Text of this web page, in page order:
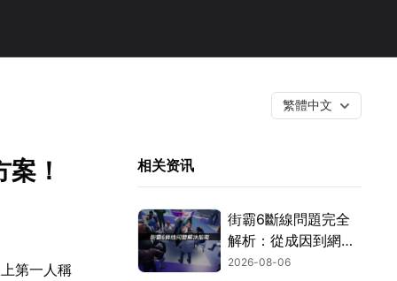
繁體中文
！
第一人稱
相关资讯
街霸6斷線問題完全
解析：從成因到網路
優化的實用攻略！
2026-08-06